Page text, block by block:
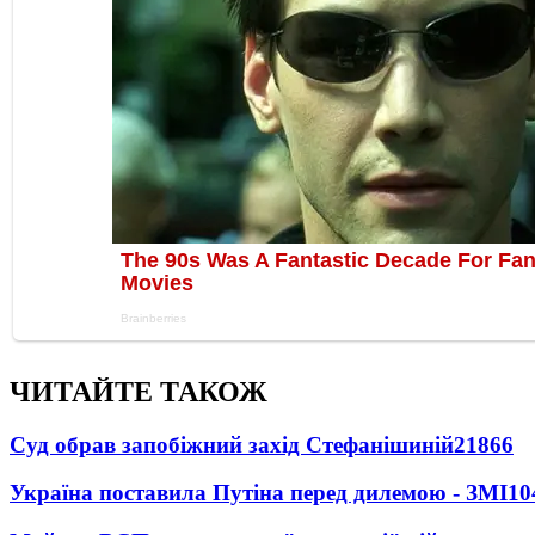
ЧИТАЙТЕ ТАКОЖ
Суд обрав запобіжний захід Стефанішиній21866
Україна поставила Путіна перед дилемою - ЗМІ